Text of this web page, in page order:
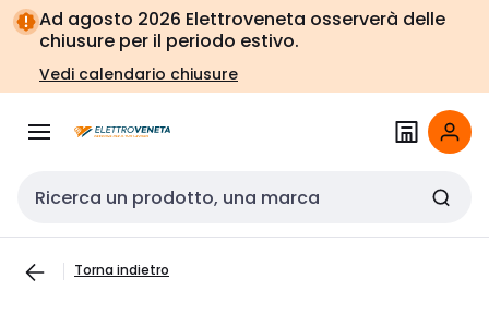
Vai alla
navigazione
Vai
alla
pagina
Ad agosto 2026 Elettroveneta osserverà delle
chiusure per il periodo estivo.
Vedi calendario chiusure
Cerca input
Torna indietro